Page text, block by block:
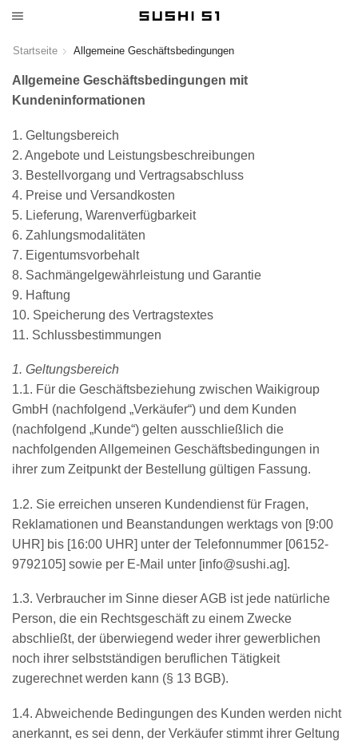
Startseite Allgemeine Geschäftsbedingungen
Allgemeine Geschäftsbedingungen mit
Kundeninformationen
1. Geltungsbereich
2. Angebote und Leistungsbeschreibungen
3. Bestellvorgang und Vertragsabschluss
4. Preise und Versandkosten
5. Lieferung, Warenverfügbarkeit
6. Zahlungsmodalitäten
7. Eigentumsvorbehalt
8. Sachmängelgewährleistung und Garantie
9. Haftung
10. Speicherung des Vertragstextes
11. Schlussbestimmungen
1. Geltungsbereich
1.1. Für die Geschäftsbeziehung zwischen Waikigroup
GmbH (nachfolgend „Verkäufer“) und dem Kunden
(nachfolgend „Kunde“) gelten ausschließlich die
nachfolgenden Allgemeinen Geschäftsbedingungen in
ihrer zum Zeitpunkt der Bestellung gültigen Fassung.
1.2. Sie erreichen unseren Kundendienst für Fragen,
Reklamationen und Beanstandungen werktags von [9:00
UHR] bis [16:00 UHR] unter der Telefonnummer [06152-
9792105] sowie per E-Mail unter [info@sushi.ag].
1.3. Verbraucher im Sinne dieser AGB ist jede natürliche
Person, die ein Rechtsgeschäft zu einem Zwecke
abschließt, der überwiegend weder ihrer gewerblichen
noch ihrer selbstständigen beruflichen Tätigkeit
zugerechnet werden kann (§ 13 BGB).
1.4. Abweichende Bedingungen des Kunden werden nicht
anerkannt, es sei denn, der Verkäufer stimmt ihrer Geltung